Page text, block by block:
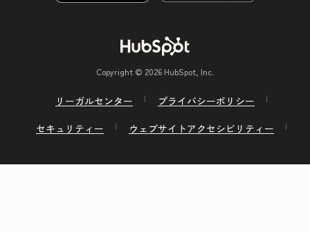
Copyright © 2026 HubSpot, Inc.
リーガルセンター
プライバシーポリシー
セキュリティー
ウェブサイトアクセシビリティー